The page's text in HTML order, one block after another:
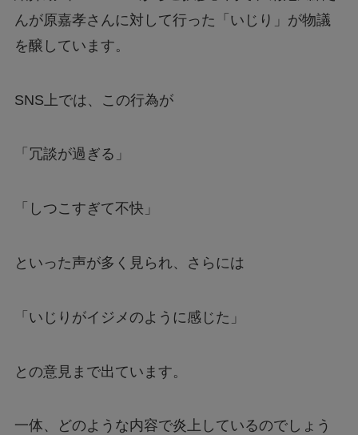
【フジテレビ】第三者委員会報告書のタレント
【漫画】ツンデレ暴力ヒロインを真の暴力でわ
からせる！はどこで読める？無料で読めるの？
んが原嘉孝さんに対して行った「いじり」が物議
を醸しています。
SNS上では、この行為が
「冗談が過ぎる」
「しつこすぎて不快」
といった声が多く見られ、さらには
「いじりがイジメのように感じた」
との意見まで出ています。
一体、どのような内容で炎上しているのでしょう